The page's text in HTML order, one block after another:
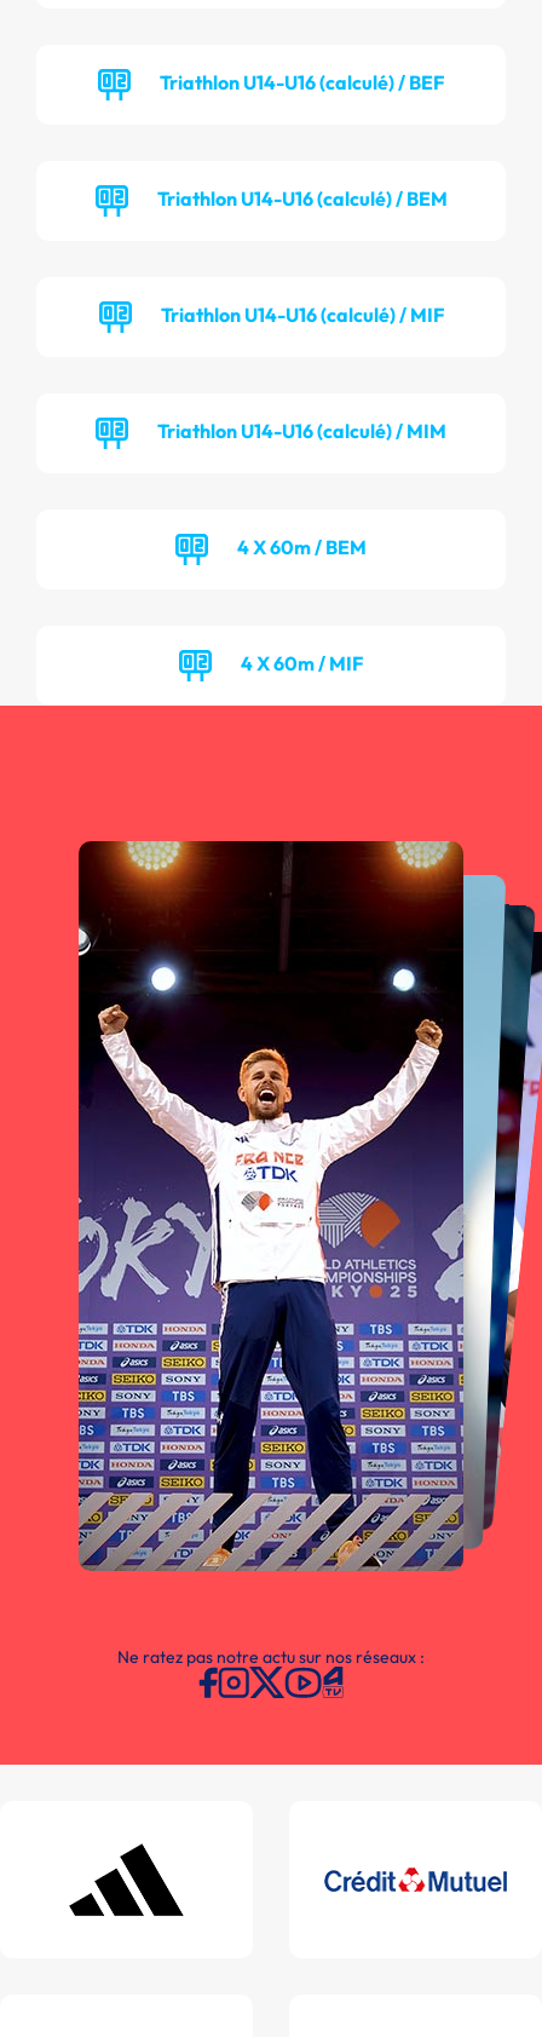
Triathlon U14-U16 (calculé) / BEF
Triathlon U14-U16 (calculé) / BEM
Triathlon U14-U16 (calculé) / MIF
Triathlon U14-U16 (calculé) / MIM
4 X 60m / BEM
4 X 60m / MIF
Ne ratez pas notre actu sur nos réseaux :